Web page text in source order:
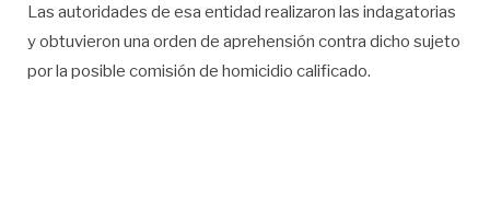
Las autoridades de esa entidad realizaron las indagatorias
y obtuvieron una orden de aprehensión contra dicho sujeto
por la posible comisión de homicidio calificado.